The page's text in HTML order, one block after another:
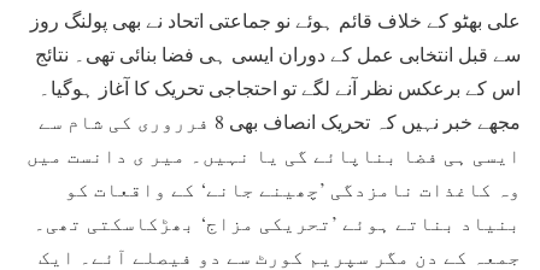
علی بھٹو کے خلاف قائم ہوئے نو جماعتی اتحاد نے بھی پولنگ روز
سے قبل انتخابی عمل کے دوران ایسی ہی فضا بنائی تھی۔ نتائج
اس کے برعکس نظر آنے لگے تو احتجاجی تحریک کا آغاز ہوگیا۔
مجھے خبر نہیں کہ تحریک انصاف بھی 8 فرروری کی شام سے
ایسی ہی فضا بناپائے گی یا نہیں۔ میر ی دانست میں
وہ کاغذات نامزدگی ’چھینے جانے‘ کے واقعات کو
بنیاد بناتے ہوئے ’تحریکی مزاج‘ بھڑکاسکتی تھی۔
جمعہ کے دن مگر سپریم کورٹ سے دو فیصلے آئے۔ ایک